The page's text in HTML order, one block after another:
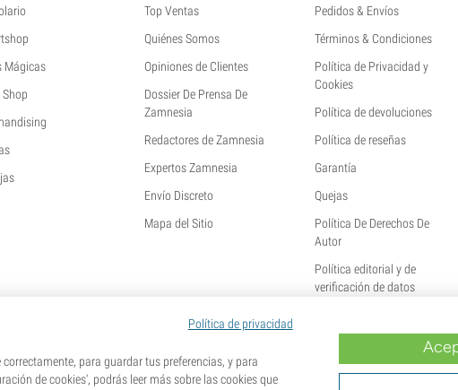
Mágicas
Top Ventas
Quiénes Somos
Opiniones de Clientes
Dossier De Prensa De
Zamnesia
Redactores de Zamnesia
Expertos Zamnesia
Envío Discreto
Mapa del Sitio
Pedidos & Envíos
Términos & Condiciones
Política de Privacidad y
Cookies
Política de devoluciones
Política de reseñas
Garantía
Quejas
Política De Derechos De
Autor
Política editorial y de
verificación de datos
Política de privacidad
para guardar tus preferencias, y para
de cookies', podrás leer más sobre las cookies que